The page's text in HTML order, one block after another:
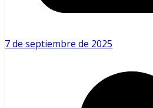
7 de septiembre de 2025